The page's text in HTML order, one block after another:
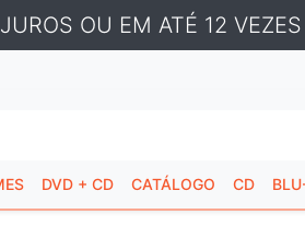
OU EM ATÉ 12 VEZES
DVD + CD CATÁLOGO CD